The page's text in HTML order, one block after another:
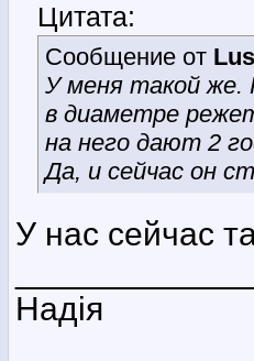
Цитата:
Сообщение от
У меня такой же.
в диаметре
на него дают 2
Да, и сейчас он
У нас сейчас
Надія